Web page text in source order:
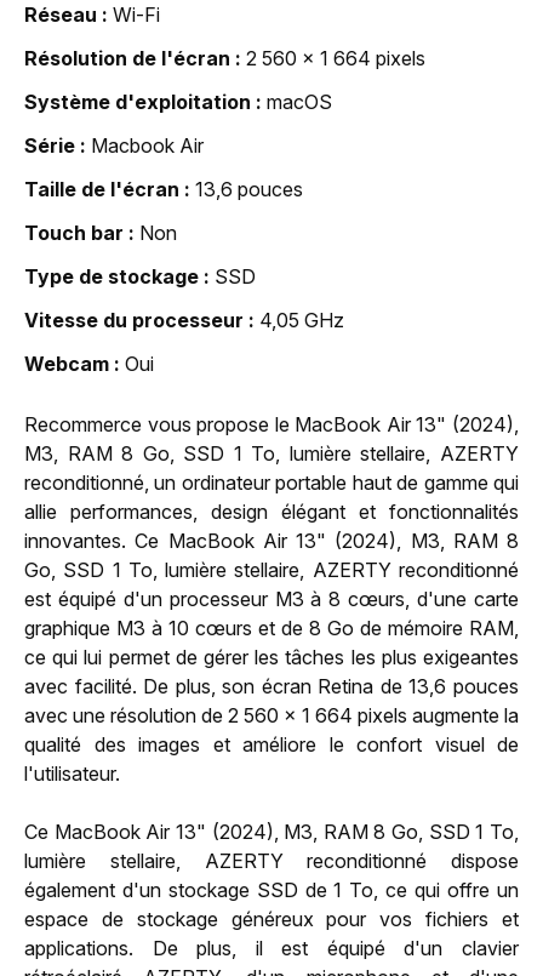
Réseau
Wi-Fi
Résolution de l'écran
2 560 x 1 664 pixels
Système d'exploitation
macOS
Série
Macbook Air
Taille de l'écran
13,6 pouces
Touch bar
Non
Type de stockage
SSD
Vitesse du processeur
4,05 GHz
Webcam
Oui
Recommerce vous propose le MacBook Air 13" (2024),
M3, RAM 8 Go, SSD 1 To, lumière stellaire, AZERTY
reconditionné, un ordinateur portable haut de gamme qui
allie performances, design élégant et fonctionnalités
innovantes. Ce MacBook Air 13" (2024), M3, RAM 8
Go, SSD 1 To, lumière stellaire, AZERTY reconditionné
est équipé d'un processeur M3 à 8 cœurs, d'une carte
graphique M3 à 10 cœurs et de 8 Go de mémoire RAM,
ce qui lui permet de gérer les tâches les plus exigeantes
avec facilité. De plus, son écran Retina de 13,6 pouces
avec une résolution de 2 560 x 1 664 pixels augmente la
qualité des images et améliore le confort visuel de
l'utilisateur.
Ce MacBook Air 13" (2024), M3, RAM 8 Go, SSD 1 To,
lumière stellaire, AZERTY reconditionné dispose
également d'un stockage SSD de 1 To, ce qui offre un
espace de stockage généreux pour vos fichiers et
applications. De plus, il est équipé d'un clavier